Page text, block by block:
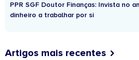
PPR SGF Doutor Finanças: Invista no
dinheiro a trabalhar por si
Artigos mais recentes